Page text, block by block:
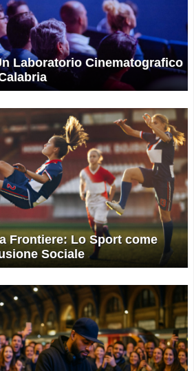
Laboratorio Cinematografico
Frontiere: Lo Sport come
Sociale